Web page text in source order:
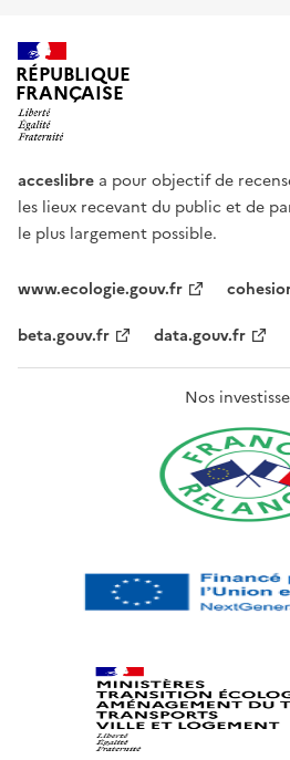
RÉPUBLIQUE
FRANÇAISE
acceslibre a pour objectif de
les lieux recevant du public et de
le plus largement possible.
www.ecologie.gouv.fr
beta.gouv.fr
data.gouv.fr
Nos